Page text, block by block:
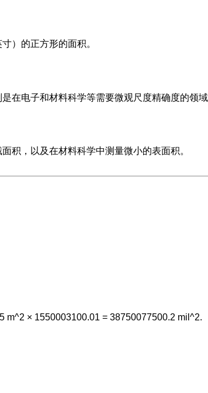
）的正方形的面积。
在电子和材料科学等需要微观尺度精确度的领
积，以及在材料科学中测量微小的表面积。
m^2 × 1550003100.01 = 38750077500.2 mil^2.